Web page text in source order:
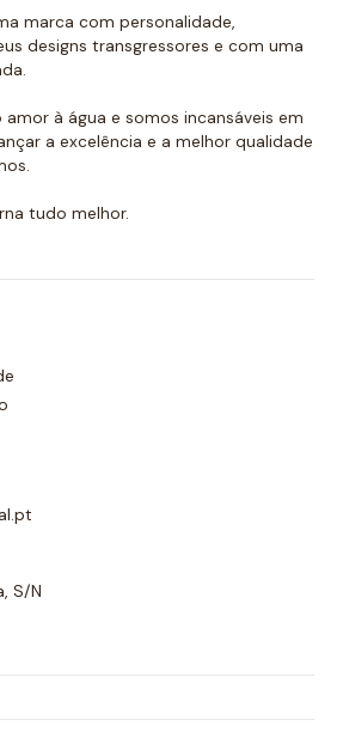
dificulta que o jogador de
pelos rivais, algo de vital
nossos calções não arrastam
melhorando a mobilidade
É por isso que eles podem ser
problema para natação ou
semelhantes.
calções de polo aquático têm
frente e nas costas e um
melhor adaptabilidade.
marca com personalidade,
designs transgressores e com uma
à água e somos incansáveis em
a excelência e a melhor qualidade
tudo melhor.
S/N